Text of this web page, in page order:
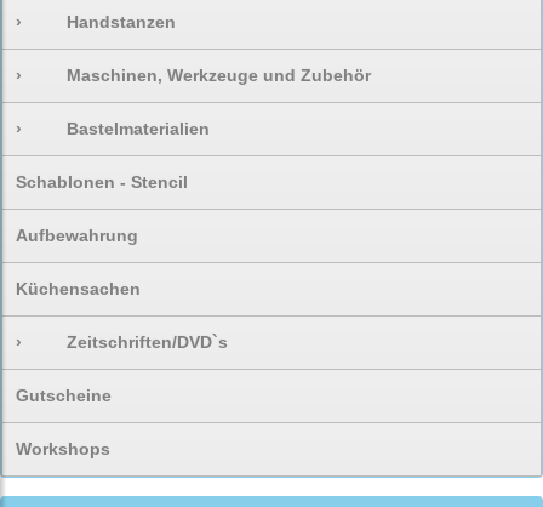
› Handstanzen
› Maschinen, Werkzeuge und Zubehör
› Bastelmaterialien
Schablonen - Stencil
Aufbewahrung
Küchensachen
› Zeitschriften/DVD`s
Gutscheine
Workshops